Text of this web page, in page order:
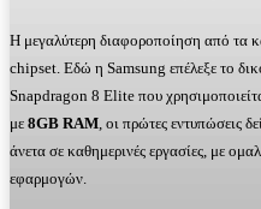
Η μεγαλύτερη διαφοροποίηση από τα
chipset. Εδώ η Samsung επέλεξε το
Snapdragon 8 Elite που
με 8GB RAM, οι πρώτες εντυπώσεις
άνετα σε καθημερινές εργασίες, με
εφαρμογών.